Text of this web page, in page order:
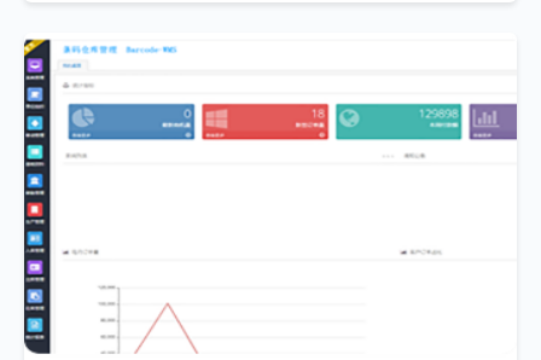
智能仓储管理系统WMS服务案例
WMS智能仓储管理系统项目背景许多企业从企业发展的战
略意义上认识到企业管理信息化的重要性，从财务软件、进